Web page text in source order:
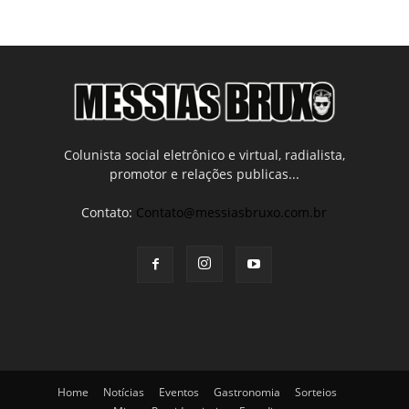
Colunista social eletrônico e virtual, radialista,
promotor e relações publicas...
Contato: Contato@messiasbruxo.com.br
Home Notícias Eventos Gastronomia
Sorteios